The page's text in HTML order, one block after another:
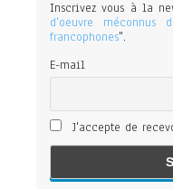
Inscrivez vous à la
d'oeuvre
francophones".
E-mail
J'accepte de